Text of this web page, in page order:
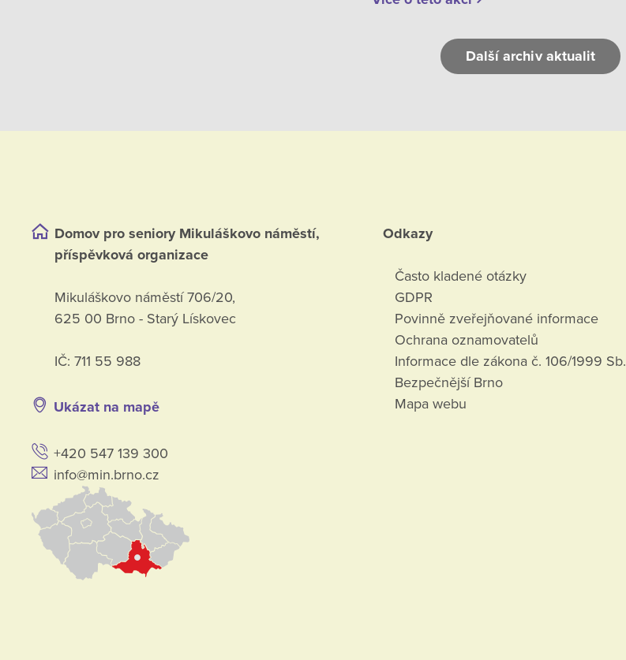
Další archiv aktualit
Domov pro seniory Mikuláškovo náměstí,
příspěvková organizace
Mikuláškovo náměstí 706/20,
625 00 Brno - Starý Lískovec
IČ: 711 55 988
Ukázat na mapě
+420 547 139 300
info@min.brno.cz
Odkazy
Často kladené otázky
GDPR
Povinně zveřejňované informace
Ochrana oznamovatelů
Informace dle zákona č. 106/1999 Sb.
Bezpečnější Brno
Mapa webu